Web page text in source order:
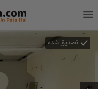
تصدیق شدہ